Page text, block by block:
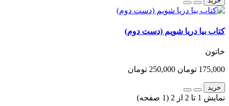
کتاب بیا دریا شویم (دست دوم)
خاتون
175,000 تومان 250,000 تومان
خرید
نمایش 1 تا 2 از 2 (1 صفحه)